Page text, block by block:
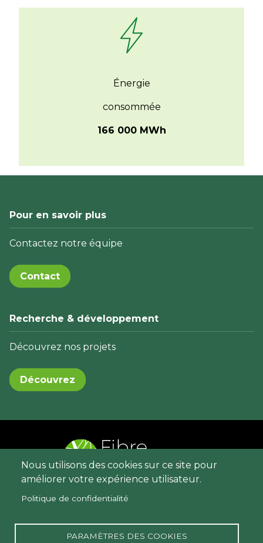
Énergie
consommée
166 000 MWh
Pour en savoir plus
Contactez notre équipe
Contact
Recherche & développement
Découvrez nos projets
Découvrez
Nous utilisons des cookies sur ce site pour
améliorer votre expérience utilisateur.
Politique de confidentialité
PARAMÈTRES DES COOKIES
Menu
de
Contact
Politique de protection des données
personnelles